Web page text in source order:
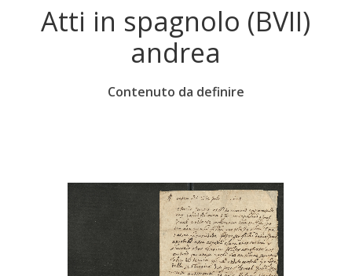
Atti in spagnolo (BVII)
andrea
Contenuto da definire